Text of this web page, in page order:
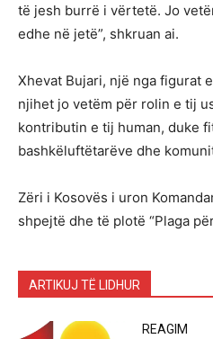
të jesh burrë i vërtetë. Jo
edhe në jetë”, shkruan ai.
Xhevat Bujari, një nga figurat
njihet jo vetëm për rolin e tij
kontributin e tij human, duke
bashkëluftëtarëve dhe
Zëri i Kosovës i uron
shpejtë dhe të plotë “Plaga
ARTIKUJ TË LIDHUR
REAGIM